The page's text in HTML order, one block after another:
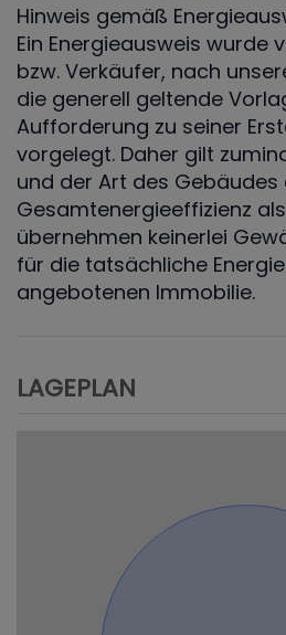
Hinweis gemäß
Ein Energieausweis wurde
bzw. Verkäufer, nach
die generell geltende
Aufforderung zu seiner
vorgelegt. Daher gilt
und der Art des
Gesamtenergieeffizienz
übernehmen keinerlei
für die tatsächliche
angebotenen Immobilie.
LAGEPLAN